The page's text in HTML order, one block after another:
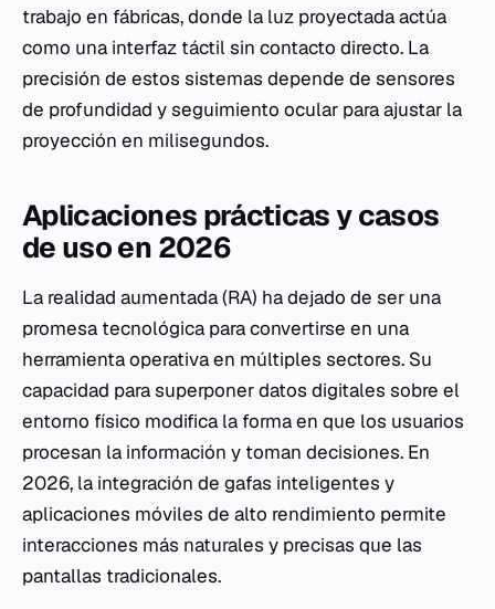
trabajo en fábricas, donde la luz proyectada actúa
como una interfaz táctil sin contacto directo. La
precisión de estos sistemas depende de sensores
de profundidad y seguimiento ocular para ajustar la
proyección en milisegundos.
Aplicaciones prácticas y casos
de uso en 2026
La realidad aumentada (RA) ha dejado de ser una
promesa tecnológica para convertirse en una
herramienta operativa en múltiples sectores. Su
capacidad para superponer datos digitales sobre el
entorno físico modifica la forma en que los usuarios
procesan la información y toman decisiones. En
2026, la integración de gafas inteligentes y
aplicaciones móviles de alto rendimiento permite
interacciones más naturales y precisas que las
pantallas tradicionales.